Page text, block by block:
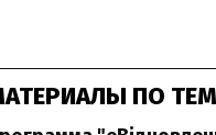
ПО